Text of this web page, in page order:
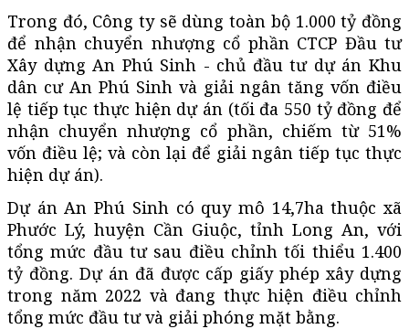
Trong đó, Công ty sẽ dùng toàn bộ 1.000 tỷ đồng
để nhận chuyển nhượng cổ phần CTCP Đầu tư
Xây dựng An Phú Sinh - chủ đầu tư dự án Khu
dân cư An Phú Sinh và giải ngân tăng vốn điều
lệ tiếp tục thực hiện dự án (tối đa 550 tỷ đồng để
nhận chuyển nhượng cổ phần, chiếm từ 51%
vốn điều lệ; và còn lại để giải ngân tiếp tục thực
hiện dự án).
Dự án An Phú Sinh có quy mô 14,7ha thuộc xã
Phước Lý, huyện Cần Giuộc, tỉnh Long An, với
tổng mức đầu tư sau điều chỉnh tối thiểu 1.400
tỷ đồng. Dự án đã được cấp giấy phép xây dựng
trong năm 2022 và đang thực hiện điều chỉnh
tổng mức đầu tư và giải phóng mặt bằng.